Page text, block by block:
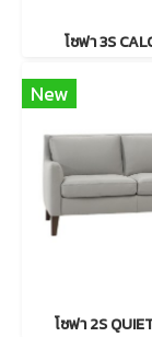
โซฟา 3S
New
โซฟา 2S